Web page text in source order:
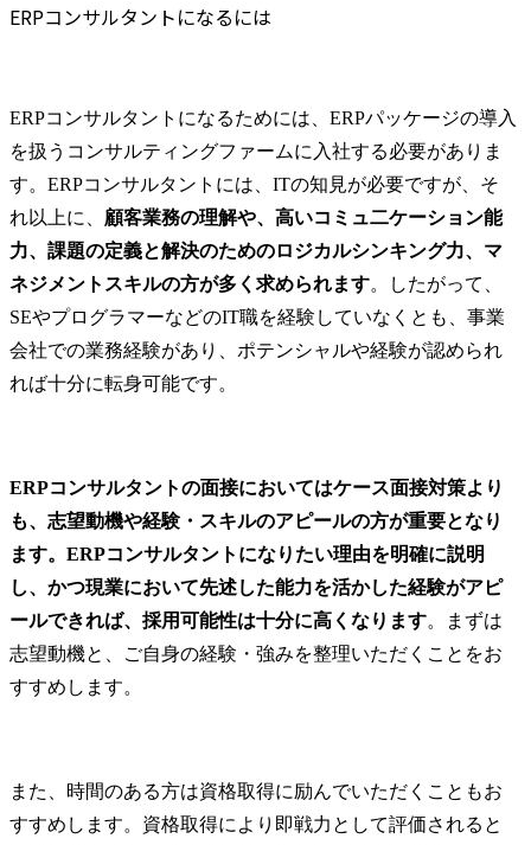
ERPコンサルタントになるには
ERPコンサルタントになるためには、ERPパッケージの導入
を扱うコンサルティングファームに入社する必要がありま
す。ERPコンサルタントには、ITの知見が必要ですが、そ
れ以上に、 顧客業務の理解や、高いコミュ二ケーション能
力、課題の定義と解決のためのロジカルシンキング力、マ
ネジメントスキルの方が多く求められます。したがって、
SEやプログラマーなどのIT職を経験していなくとも、事業
会社での業務経験があり、ポテンシャルや経験が認められ
れば十分に転身可能です。
ERPコンサルタントの面接においてはケース面接対策より
も、志望動機や経験・スキルのアピールの方が重要となり
ます。ERPコンサルタントになりたい理由を明確に説明
し、かつ現業において先述した能力を活かした経験がアピ
ールできれば、採用可能性は十分に高くなります。まずは
志望動機と、ご自身の経験・強みを整理いただくことをお
すすめします。
また、時間のある方は資格取得に励んでいただくこともお
すすめします。資格取得により即戦力として評価されると